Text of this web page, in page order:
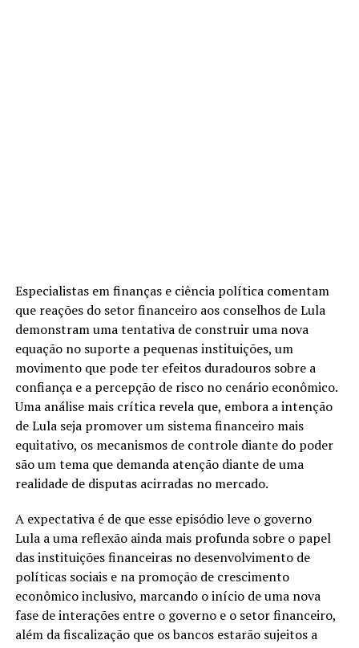
Especialistas em finanças e ciência política comentam
que reações do setor financeiro aos conselhos de Lula
demonstram uma tentativa de construir uma nova
equação no suporte a pequenas instituições, um
movimento que pode ter efeitos duradouros sobre a
confiança e a percepção de risco no cenário econômico.
Uma análise mais crítica revela que, embora a intenção
de Lula seja promover um sistema financeiro mais
equitativo, os mecanismos de controle diante do poder
são um tema que demanda atenção diante de uma
realidade de disputas acirradas no mercado.
A expectativa é de que esse episódio leve o governo
Lula a uma reflexão ainda mais profunda sobre o papel
das instituições financeiras no desenvolvimento de
políticas sociais e na promoção de crescimento
econômico inclusivo, marcando o início de uma nova
fase de interações entre o governo e o setor financeiro,
além da fiscalização que os bancos estarão sujeitos a